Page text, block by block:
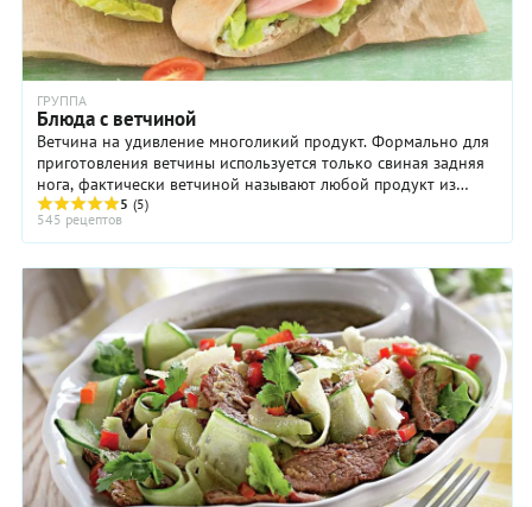
ГРУППА
Блюда с ветчиной
Ветчина на удивление многоликий продукт. Формально для
приготовления ветчины используется только свиная задняя
нога, фактически ветчиной называют любой продукт из
кусков бескостной свинины, который ...
5 (5)
545 рецептов